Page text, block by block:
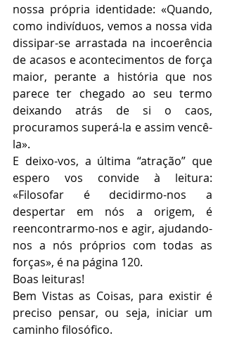
nossa própria identidade: «Quando,
como indivíduos, vemos a nossa vida
dissipar-se arrastada na incoerência
de acasos e acontecimentos de força
maior, perante a história que nos
parece ter chegado ao seu termo
deixando atrás de si o caos,
procuramos superá-la e assim vencê-
la».
E deixo-vos, a última “atração” que
espero vos convide à leitura:
«Filosofar é decidirmo-nos a
despertar em nós a origem, é
reencontrarmo-nos e agir, ajudando-
nos a nós próprios com todas as
forças», é na página 120.
Boas leituras!
Bem Vistas as Coisas, para existir é
preciso pensar, ou seja, iniciar um
caminho filosófico.